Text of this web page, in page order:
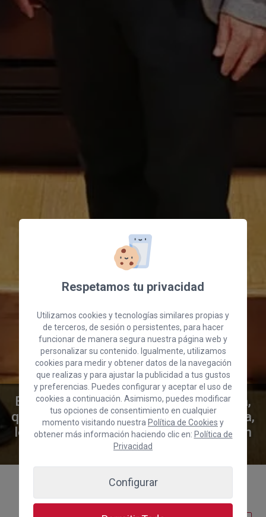
El Clúster Turismo Innova Gran Canaria,
que gestiona la Cámara de Gran Canaria,
logra 1,8 millones para la digitalización
de pymes turísticas canarias
Respetamos tu privacidad
Utilizamos cookies y tecnologías similares propias y
de terceros, de sesión o persistentes, para hacer
funcionar de manera segura nuestra página web y
personalizar su contenido. Igualmente, utilizamos
cookies para medir y obtener datos de la navegación
que realizas y para ajustar la publicidad a tus gustos
y preferencias. Puedes configurar y aceptar el uso de
cookies a continuación. Asimismo, puedes modificar
tus opciones de consentimiento en cualquier
momento visitando nuestra Política de Cookies y
obtener más información haciendo clic en: Política de
Privacidad
Configurar